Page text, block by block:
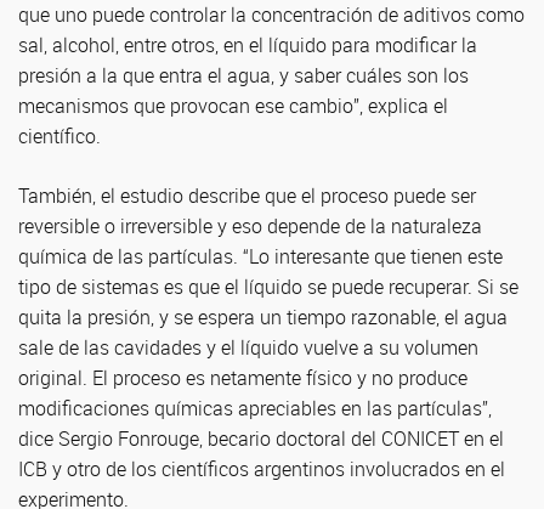
que uno puede controlar la concentración de aditivos como
sal, alcohol, entre otros, en el líquido para modificar la
presión a la que entra el agua, y saber cuáles son los
mecanismos que provocan ese cambio”, explica el
científico.
También, el estudio describe que el proceso puede ser
reversible o irreversible y eso depende de la naturaleza
química de las partículas. “Lo interesante que tienen este
tipo de sistemas es que el líquido se puede recuperar. Si se
quita la presión, y se espera un tiempo razonable, el agua
sale de las cavidades y el líquido vuelve a su volumen
original. El proceso es netamente físico y no produce
modificaciones químicas apreciables en las partículas”,
dice Sergio Fonrouge, becario doctoral del CONICET en el
ICB y otro de los científicos argentinos involucrados en el
experimento.